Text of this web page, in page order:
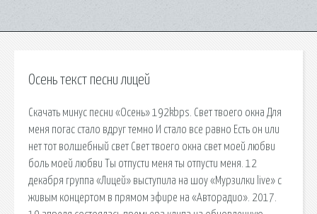
Осень текст песни лицей
Скачать минус песни «Осень» 192kbps. Свет твоего окна Для
меня погас стало вдруг темно И стало все равно Есть он или
нет тот волшебный свет Свет твоего окна свет моей любви
боль моей любви Ты отпусти меня ты отпусти меня. 12
декабря группа «Лицей» выступила на шоу «Мурзилки live» с
живым концертом в прямом эфире на «Авторадио». 2017.